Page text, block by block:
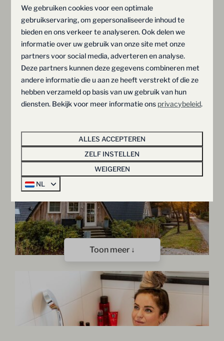
MEER RESULTATEN (11)
Beoordeling | 10.0 | Jules
Prachtig vakantiehuis, ontzettend schoon en fris,
prachtige omgeving en sympathiek personeel
dat erg attent is. Wij hebben de volgende
Toon meer ↓
We gebruiken cookies voor een optimale
gebruikservaring, om gepersonaliseerde inhoud te
bieden en ons verkeer te analyseren. Ook delen we
informatie over uw gebruik van onze site met onze
partners voor social media, adverteren en analyse.
Deze partners kunnen deze gegevens combineren met
andere informatie die u aan ze heeft verstrekt of die ze
hebben verzameld op basis van uw gebruik van hun
diensten. Bekijk voor meer informatie ons privacybeleid.
ALLES ACCEPTEREN
ZELF INSTELLEN
WEIGEREN
NL